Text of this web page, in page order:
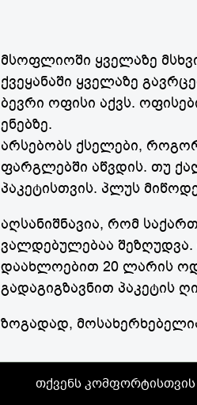
მსოფლიოში ყველაზე
ქვეყანაში ყველაზე
ბევრი ოფისი აქვს.
ენებზე.
არსებობს ქსელები,
ფარგლებში აწვდის. თუ
პაკეტისთვის. პლუს
აღსანიშნავია, რომ
ვალდებულებაა
დაახლოებით 20 ლარის
გადაგიგზავნით პაკეტის
ზოგადად,
airgeo.org-ის
თქვენს კომფორტისთვის